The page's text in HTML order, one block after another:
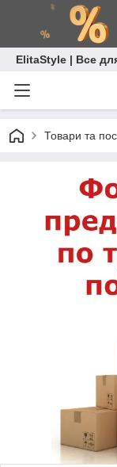
ElitaStyle | Все
Товари та